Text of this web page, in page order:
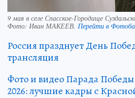
9 мая в селе Спасское-Городище
Фото: Иван МАКЕЕВ. Перейти в
Россия празднует День
трансляция
Фото и видео Парада
2026: лучшие кадры с